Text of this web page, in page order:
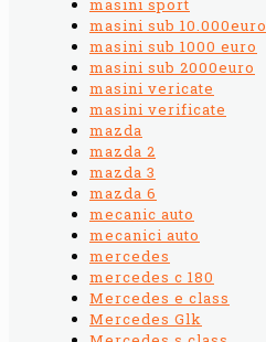
masini sport
masini sub 10.000euro
masini sub 1000 euro
masini sub 2000euro
masini vericate
masini verificate
mazda
mazda 2
mazda 3
mazda 6
mecanic auto
mecanici auto
mercedes
mercedes c 180
Mercedes e class
Mercedes Glk